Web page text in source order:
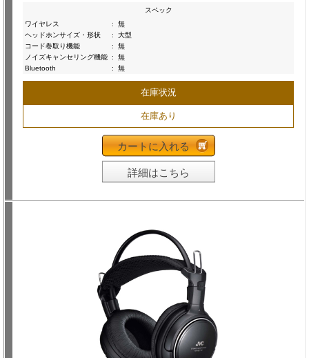
スペック
ワイヤレス
:
無
ヘッドホンサイズ・形状
:
大型
コード巻取り機能
:
無
ノイズキャンセリング機能 :
無
Bluetooth
: 無
在庫状況
在庫あり
カートに入れる
詳細はこちら